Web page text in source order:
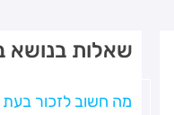
שאלות בנושא
מה חשוב לזכור